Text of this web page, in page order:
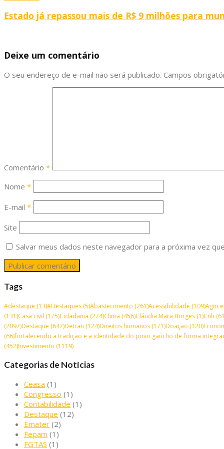
Estado já repassou mais de R$ 9 milhões para
Deixe um comentário
O seu endereço de e-mail não será publicado. Campos
Comentário *
Nome *
E-mail *
Site
Salvar meus dados neste navegador para a próxima vez
Tags
#destaque (13)#Destaques (5)Abastecimento (261)Acessibilidade (109)Agm
(131)Casa civil (175)Cidadania (274)Clima (456)Cláudia Mara Borges (1)Cnh
(2097)Destaque (647)Detran (124)Direitos humanos (171)Doação (120)
(66)fortalecendo a tradição e a identidade do povo gaúcho de forma
(452)Investimento (1119)
Categorias de Notícias
Ceasa (1)
Congresso (1)
Contabilidade (1)
Destaque (12)
Emater (2)
Fepam (1)
FGTAS (1)